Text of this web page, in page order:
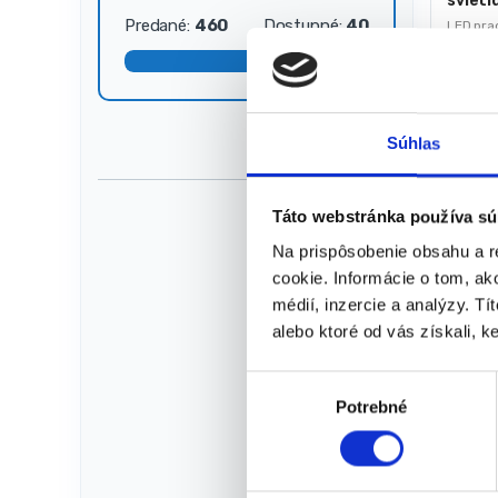
Súhlas
Táto webstránka používa
Na prispôsobenie obsahu a
cookie. Informácie o tom,
médií, inzercie a analýzy.
alebo ktoré od vás získali,
r
Potrebné
LED
+ 3W
Doba
35,00 €
(18,70
Predané: 460 Dostupné: 40